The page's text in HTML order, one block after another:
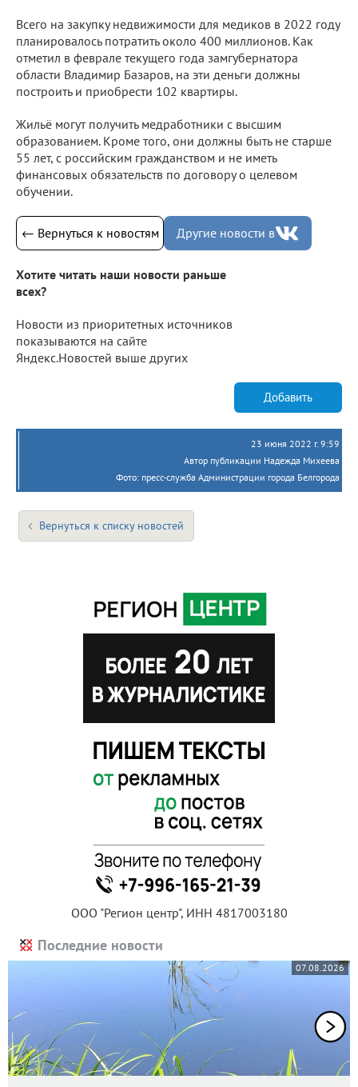
Всего на закупку недвижимости для медиков в 2022 году
планировалось потратить около 400 миллионов. Как
отметил в феврале текущего года замгубернатора
области Владимир Базаров, на эти деньги должны
построить и приобрести 102 квартиры.
Жильё могут получить медработники с высшим
образованием. Кроме того, они должны быть не старше
55 лет, с российским гражданством и не иметь
финансовых обязательств по договору о целевом
обучении.
← Вернуться к новостям Другие новости в
Хотите читать наши новости раньше
всех?
Новости из приоритетных источников
показываются на сайте
Яндекс.Новостей выше других
Добавить
23 июня 2022 г. 9:59
Автор публикации Надежда Михеева
Фото: пресс-служба Администрации города Белгорода
Вернуться к списку новостей
ООО "Регион центр", ИНН 4817003180
Последние новости
07.08.2026